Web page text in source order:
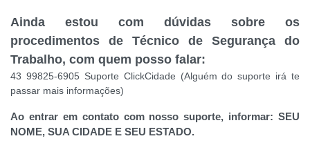
Ainda estou com dúvidas sobre os
procedimentos de Técnico de Segurança do
Trabalho, com quem posso falar:
43 99825-6905 Suporte ClickCidade (Alguém do suporte irá te
passar mais informações)
Ao entrar em contato com nosso suporte, informar: SEU
NOME, SUA CIDADE E SEU ESTADO.